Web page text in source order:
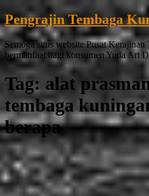
Pengrajin Tembaga
Semoga situs website Pusat Kerajinan
bermanfaat bagi konsumen Yuda Art
Tag: alat
tembaga
berapa